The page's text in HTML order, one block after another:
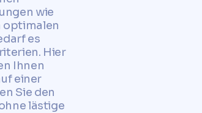
wie
optimalen
es
Hier
Ihnen
einer
Sie den
lästige